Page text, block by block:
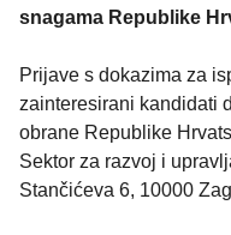
snagama Republike
Prijave s dokazima za
zainteresirani kandidati
obrane Republike
Sektor za razvoj i
Stančićeva 6, 10000